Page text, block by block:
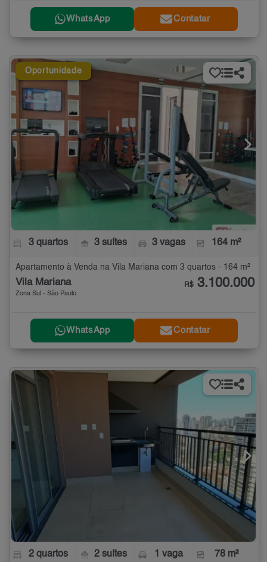
WhatsApp Contatar
Oportunidade
3 quartos 3 suítes 3 vagas 164 m²
Apartamento à Venda na Vila Mariana com 3 quartos - 164 m²
Vila Mariana
Zona Sul - São Paulo
R$ 3.100.000
WhatsApp Contatar
2 quartos 2 suítes 1 vaga 78 m²